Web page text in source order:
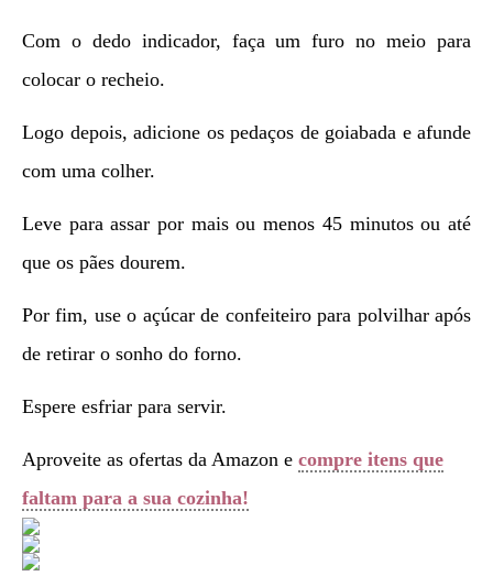
Com o dedo indicador, faça um furo no meio para
colocar o recheio.
Logo depois, adicione os pedaços de goiabada e afunde
com uma colher.
Leve para assar por mais ou menos 45 minutos ou até
que os pães dourem.
Por fim, use o açúcar de confeiteiro para polvilhar após
de retirar o sonho do forno.
Espere esfriar para servir.
Aproveite as ofertas da Amazon e compre itens que
faltam para a sua cozinha!